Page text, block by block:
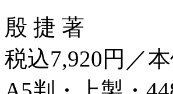
殷 捷 著
税込7,920円／